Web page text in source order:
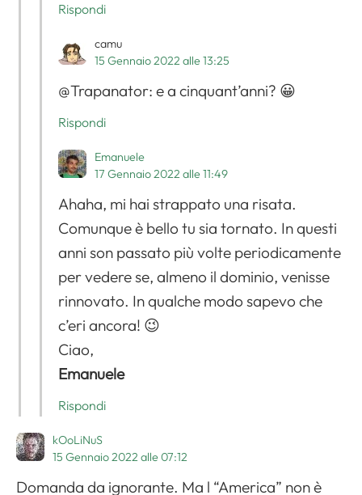
Rispondi
camu
15 Gennaio 2022 alle 13:25
@Trapanator: e a cinquant’anni? 😀
Rispondi
Emanuele
17 Gennaio 2022 alle 11:49
Ahaha, mi hai strappato una risata.
Comunque è bello tu sia tornato. In questi
anni son passato più volte periodicamente
per vedere se, almeno il dominio, venisse
rinnovato. In qualche modo sapevo che
c’eri ancora! 😉
Ciao,
Emanuele
Rispondi
kOoLiNuS
15 Gennaio 2022 alle 07:12
Domanda da ignorante. Ma l “America” non è
Apri il menu di navigazione